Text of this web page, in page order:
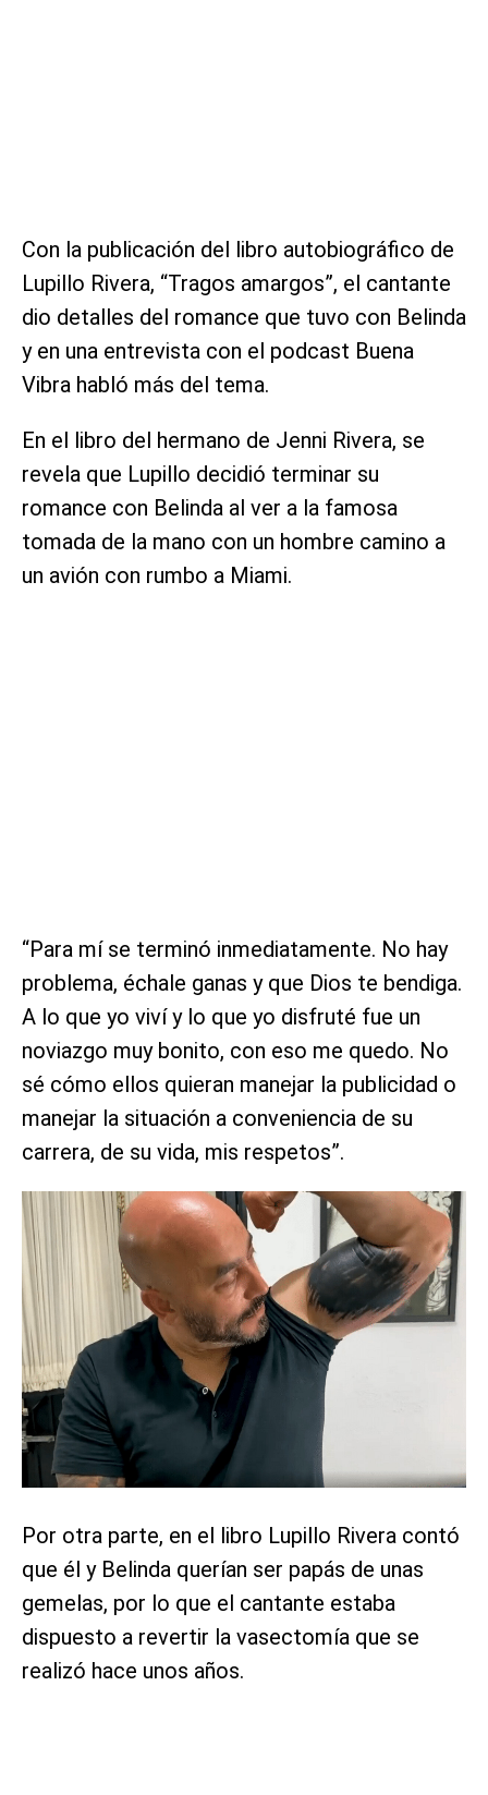
Con la publicación del libro autobiográfico de
Lupillo Rivera, “Tragos amargos”, el cantante
dio detalles del romance que tuvo con Belinda
y en una entrevista con el podcast Buena
Vibra habló más del tema.
En el libro del hermano de Jenni Rivera, se
revela que Lupillo decidió terminar su
romance con Belinda al ver a la famosa
tomada de la mano con un hombre camino a
un avión con rumbo a Miami.
“Para mí se terminó inmediatamente. No hay
problema, échale ganas y que Dios te bendiga.
A lo que yo viví y lo que yo disfruté fue un
noviazgo muy bonito, con eso me quedo. No
sé cómo ellos quieran manejar la publicidad o
manejar la situación a conveniencia de su
carrera, de su vida, mis respetos”.
Por otra parte, en el libro Lupillo Rivera contó
que él y Belinda querían ser papás de unas
gemelas, por lo que el cantante estaba
dispuesto a revertir la vasectomía que se
realizó hace unos años.